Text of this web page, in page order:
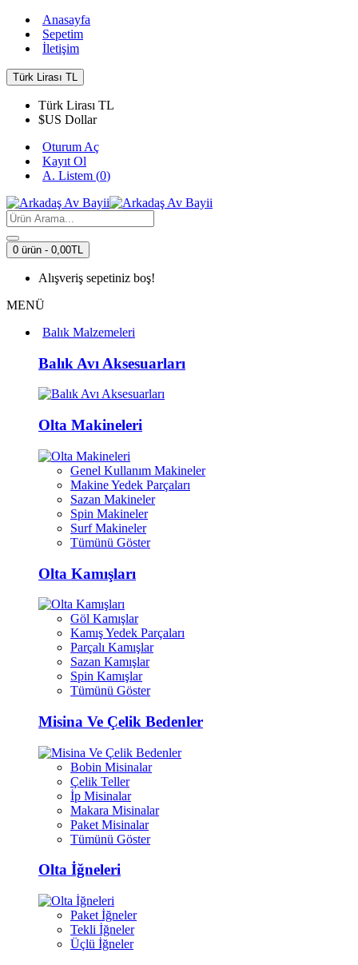
Anasayfa
Sepetim
İletişim
Türk Lirası TL
Türk Lirası TL
$US Dollar
Oturum Aç
Kayıt Ol
A. Listem (0)
0 ürün - 0,00TL
Alışveriş sepetiniz boş!
MENÜ
Balık Malzemeleri
Balık Avı Aksesuarları
Olta Makineleri
Genel Kullanım Makineler
Makine Yedek Parçaları
Sazan Makineler
Spin Makineler
Surf Makineler
Tümünü Göster
Olta Kamışları
Göl Kamışlar
Kamış Yedek Parçaları
Parçalı Kamışlar
Sazan Kamışlar
Spin Kamışlar
Tümünü Göster
Misina Ve Çelik Bedenler
Bobin Misinalar
Çelik Teller
İp Misinalar
Makara Misinalar
Paket Misinalar
Tümünü Göster
Olta İğneleri
Paket İğneler
Tekli İğneler
Üçlü İğneler